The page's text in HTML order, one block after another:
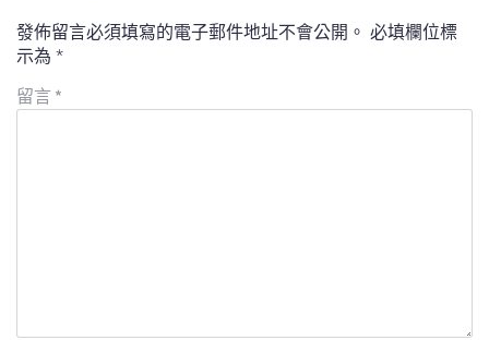
發佈留言必須填寫的電子郵件地址不會公開。 必填欄位標
示為 *
留言 *